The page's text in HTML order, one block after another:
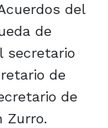
del
de
secretario
de
de
Zurro.